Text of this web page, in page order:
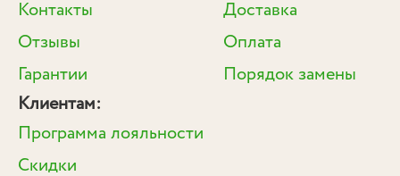
Контакты
Отзывы
Гарантии
Доставка
Оплата
Порядок замены
Клиентам:
Программа лояльности
Скидки